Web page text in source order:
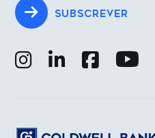
SUBSCREVER